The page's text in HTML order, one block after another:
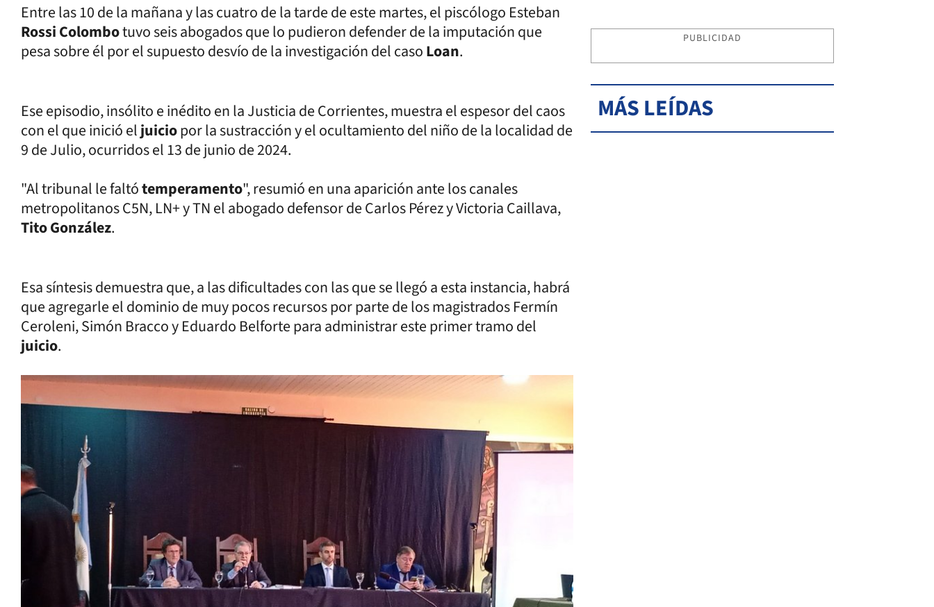
Entre las 10 de la mañana y las cuatro de la tarde de este martes, el piscólogo Esteban
Rossi Colombotuvo seis abogados que lo pudieron defender de la imputación que
pesa sobre él por el supuesto desvío de la investigación del casoLoan.
Ese episodio, insólito e inédito en la Justicia de Corrientes, muestra el espesor del caos
con el que inició eljuiciopor la sustracción y el ocultamiento del niño de la localidad de
9 de Julio, ocurridos el 13 de junio de 2024.
"Al tribunal le faltótemperamento", resumió en una aparición ante los canales
metropolitanos C5N, LN+ y TN el abogado defensor de Carlos Pérez y Victoria Caillava,
Tito González.
Esa síntesis demuestra que, a las dificultades con las que se llegó a esta instancia, habrá
que agregarle el dominio de muy pocos recursos por parte de los magistrados Fermín
Ceroleni, Simón Bracco y Eduardo Belforte para administrar este primer tramo del
juicio.
PUBLICIDAD
MÁS LEÍDAS